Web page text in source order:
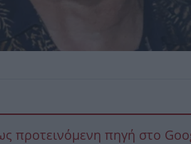
προτεινόμενη πηγή στο